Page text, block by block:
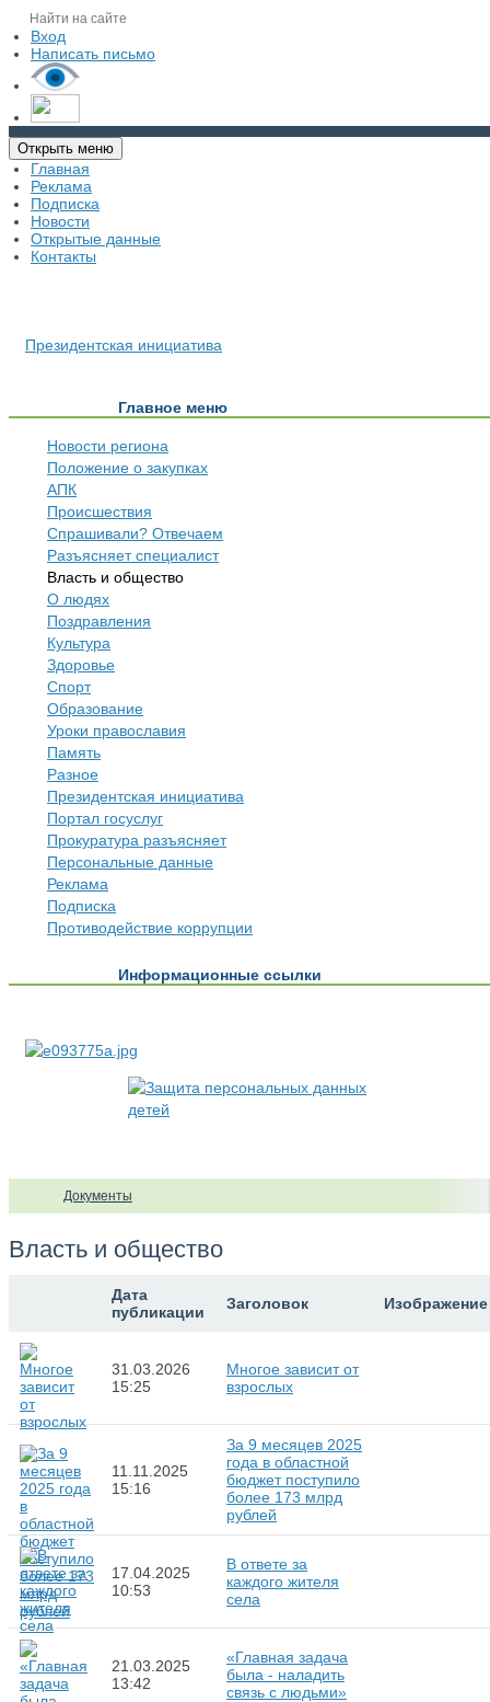
Вход
Написать письмо
Открыть меню
Главная
Реклама
Подписка
Новости
Открытые данные
Контакты
Президентская инициатива
Главное меню
Новости региона
Положение о закупках
АПК
Происшествия
Спрашивали? Отвечаем
Разъясняет специалист
Власть и общество
О людях
Поздравления
Культура
Здоровье
Спорт
Образование
Уроки православия
Память
Разное
Президентская инициатива
Портал госуслуг
Прокуратура разъясняет
Персональные данные
Реклама
Подписка
Противодействие коррупции
Информационные ссылки
Документы
Власть и общество
Дата
публикации
Заголовок Изображение
31.03.2026
15:25
Многое зависит от
взрослых
11.11.2025
15:16
За 9 месяцев 2025
года в областной
бюджет поступило
более 173 млрд
рублей
17.04.2025
10:53
В ответе за
каждого жителя
села
21.03.2025
13:42
«Главная задача
была - наладить
связь с людьми»